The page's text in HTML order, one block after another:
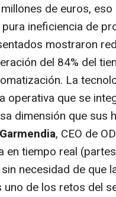
de euros,
ineficiencia de
mostraron
del 84% del
La
operativa que se
dimensión que sus
, CEO de
en tiempo real
necesidad de que
de los retos del